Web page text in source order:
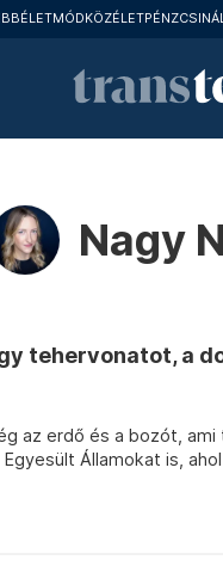
ÉLETMÓDKÖZÉLET
Nagy
tehervonatot, a
az erdő és a bozót,
Államokat is,